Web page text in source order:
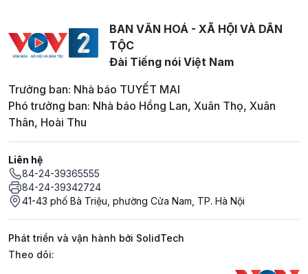
BAN VĂN HOÁ - XÃ HỘI VÀ DÂN
TỘC
Đài Tiếng nói Việt Nam
Trưởng ban: Nhà báo TUYẾT MAI
Phó trưởng ban: Nhà báo Hồng Lan, Xuân Thọ, Xuân
Thân, Hoài Thu
Liên hệ
84-24-39365555
84-24-39342724
41-43 phố Bà Triệu, phường Cửa Nam, TP. Hà Nội
Phát triển và vận hành bởi SolidTech
Mạng xã hội
Theo dõi: